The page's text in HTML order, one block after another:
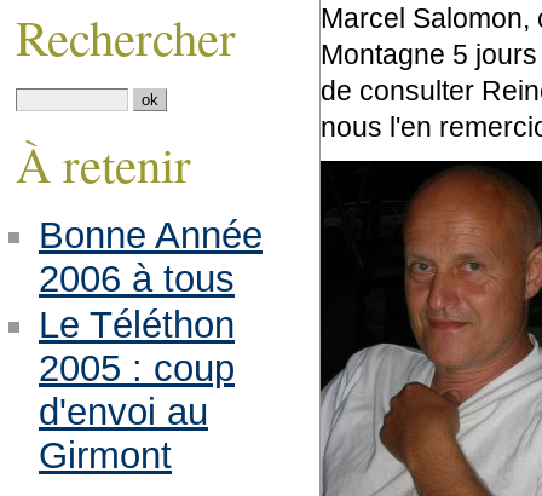
Marcel Salomon,
Montagne 5
de consulter
nous l'en
Rechercher
À retenir
Bonne Année
2006 à tous
Le Téléthon
2005 : coup
d'envoi au
Girmont